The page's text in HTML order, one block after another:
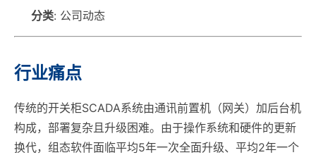
分类: 公司动态
行业痛点
传统的开关柜SCADA系统由通讯前置机（网关）加后台机
构成，部署复杂且升级困难。由于操作系统和硬件的更新
换代，组态软件面临平均5年一次全面升级、平均2年一个